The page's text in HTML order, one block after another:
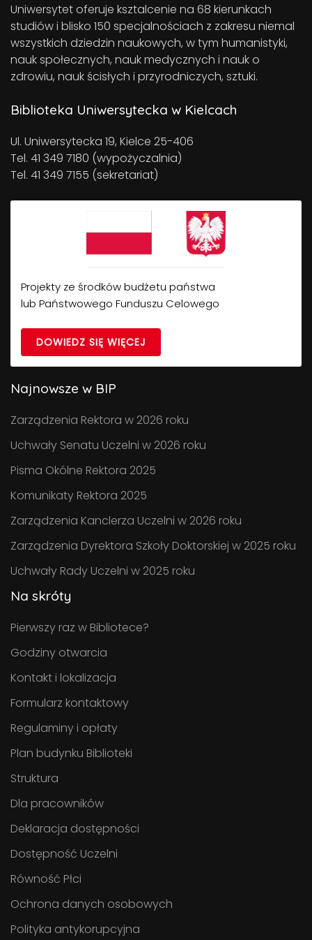
Uniwersytet oferuje ksztalcenie na 68 kierunkach
studiów i blisko 150 specjalnościach z zakresu niemal
wszystkich dziedzin naukowych, w tym humanistyki,
nauk społecznych, nauk medycznych i nauk o
zdrowiu, nauk ścisłych i przyrodniczych, sztuki.
Biblioteka Uniwersytecka w Kielcach
Ul. Uniwersytecka 19, Kielce 25-406
Tel. 41 349 7180 (wypożyczalnia)
Tel. 41 349 7155 (sekretariat)
Projekty ze środków budżetu państwa
lub Państwowego Funduszu Celowego
DOWIEDZ SIĘ WIĘCEJ
Najnowsze w BIP
Zarządzenia Rektora w 2026 roku
Uchwały Senatu Uczelni w 2026 roku
Pisma Okólne Rektora 2025
Komunikaty Rektora 2025
Zarządzenia Kanclerza Uczelni w 2026 roku
Zarządzenia Dyrektora Szkoły Doktorskiej w 2025 roku
Uchwały Rady Uczelni w 2025 roku
Na skróty
Pierwszy raz w Bibliotece?
Godziny otwarcia
Kontakt i lokalizacja
Formularz kontaktowy
Regulaminy i opłaty
Plan budynku Biblioteki
Struktura
Dla pracowników
Deklaracja dostępności
Dostępność Uczelni
Równość Płci
Ochrona danych osobowych
Polityka antykorupcyjna